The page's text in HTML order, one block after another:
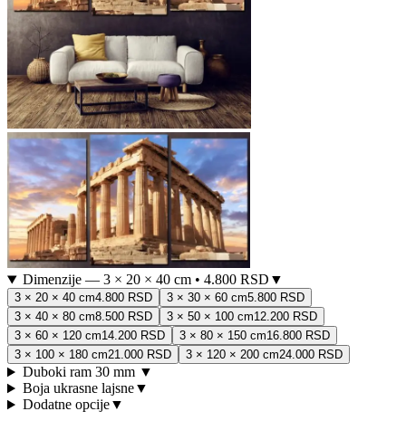
Dimenzije — 3 × 20 × 40 cm• 4.800 RSD ▼
3 × 20 × 40 cm4.800 RSD 3 × 30 × 60 cm5.800 RSD
3 × 40 × 80 cm8.500 RSD 3 × 50 × 100 cm12.200 RSD
3 × 60 × 120 cm14.200 RSD 3 × 80 × 150 cm16.800 RSD
3 × 100 × 180 cm21.000 RSD 3 × 120 × 200 cm24.000 RSD
Duboki ram 30 mm ▼
Boja ukrasne lajsne▼
Dodatne opcije▼